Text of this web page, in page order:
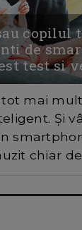
copilul
de
test si
mai
Și
chiar de